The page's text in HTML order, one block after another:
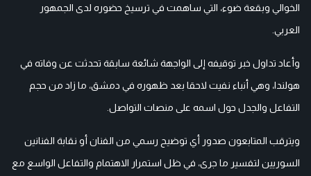
الخوالي وبقعة ضوء، التي ساهمت في ترسيخ حضوره لدى الجمهور
العربي.
وأعاد تداول خبر توقيفه إلى الواجهة شائعة سابقة تحدثت عن وفاته في
هولندا، وهي أنباء نفيت لاحقا بعد ظهوره في دمشق، ما زاد من حجم
التفاعل والجدل حول اسمه على منصات التواصل.
ويترقب المتابعون صدور أي توضيح رسمي من الفنان أو نقابة الفنانين
السوريين لتفسير ما جرى، في ظل استمرار الاهتمام والتفاعل الواسع مع